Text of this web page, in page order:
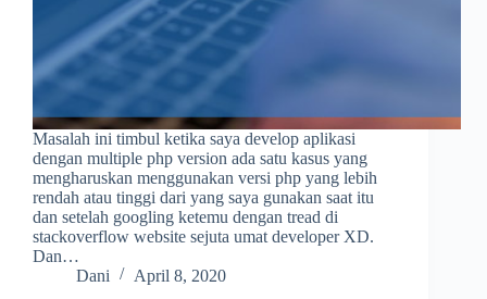
Masalah ini timbul ketika saya develop aplikasi
dengan multiple php version ada satu kasus yang
mengharuskan menggunakan versi php yang lebih
rendah atau tinggi dari yang saya gunakan saat itu
dan setelah googling ketemu dengan tread di
stackoverflow website sejuta umat developer XD.
Dan…
Dani
April 8, 2020